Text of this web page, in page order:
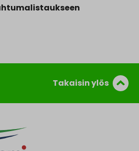
Takaisin ylös